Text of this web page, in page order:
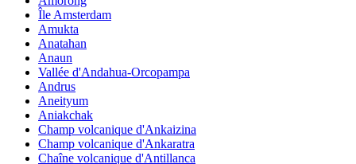
Île Amsterdam
Amukta
Anatahan
Anaun
Vallée d'Andahua-Orcopampa
Andrus
Aneityum
Aniakchak
Champ volcanique d'Ankaizina
Champ volcanique d'Ankaratra
Chaîne volcanique d'Antillanca